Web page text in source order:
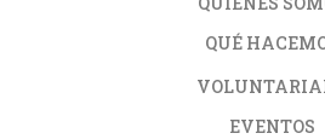
QUÉ
EVENTOS